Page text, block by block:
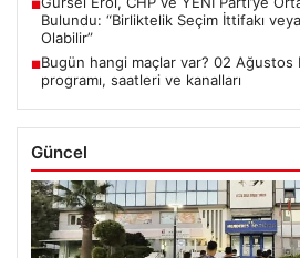
■
Bulundu: “Birliktelik Seçim İttifakı
Olabilir”
■Bugün hangi maçlar var? 02 Ağustos
programı, saatleri ve kanalları
Güncel